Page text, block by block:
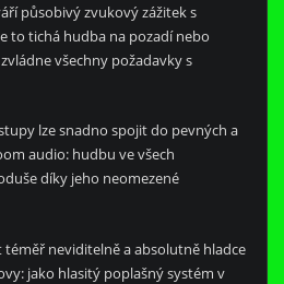
působivý zvukový zážitek s
to tichá hudba na pozadí nebo
všechny požadavky s
lze snadno spojit do pevných a
audio: hudbu ve všech
díky jeho neomezené
neviditelně a absolutně hladce
jako hlasitý poplašný systém v